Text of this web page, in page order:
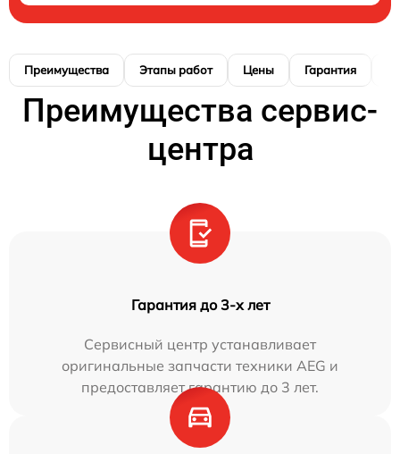
Преимущества Этапы работ Цены Гарантия
Преимущества сервис-
центра
Гарантия до 3-х лет
Сервисный центр устанавливает
оригинальные запчасти техники AEG и
предоставляет гарантию до 3 лет.